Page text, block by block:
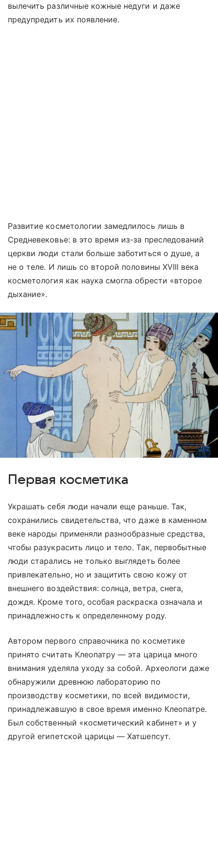
вылечить различные кожные недуги и даже
предупредить их появление.
Развитие косметологии замедлилось лишь в
Средневековье: в это время из-за преследований
церкви люди стали больше заботиться о душе, а
не о теле. И лишь со второй половины XVIII века
косметология как наука смогла обрести «второе
дыхание».
Первая косметика
Украшать себя люди начали еще раньше. Так,
сохранились свидетельства, что даже в каменном
веке народы применяли разнообразные средства,
чтобы разукрасить лицо и тело. Так, первобытные
люди старались не только выглядеть более
привлекательно, но и защитить свою кожу от
внешнего воздействия: солнца, ветра, снега,
дождя. Кроме того, особая раскраска означала и
принадлежность к определенному роду.
Автором первого справочника по косметике
принято считать Клеопатру — эта царица много
внимания уделяла уходу за собой. Археологи даже
обнаружили древнюю лабораторию по
производству косметики, по всей видимости,
принадлежавшую в свое время именно Клеопатре.
Был собственный «косметический кабинет» и у
другой египетской царицы — Хатшепсут.